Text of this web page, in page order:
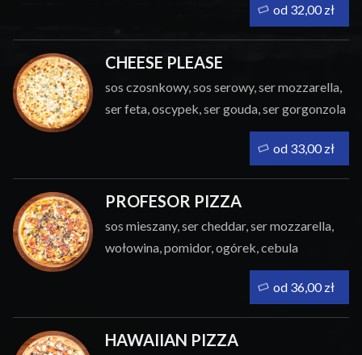
CHEESE PLEASE
sos czosnkowy, sos serowy, ser mozzarella,
ser feta, oscypek, ser gouda, ser gorgonzola
PROFESOR PIZZA
sos mieszany, ser cheddar, ser mozzarella,
wołowina, pomidor, ogórek, cebula
HAWAIIAN PIZZA